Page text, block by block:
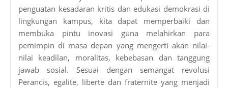
penguatan kesadaran kritis dan edukasi demokrasi di
lingkungan kampus, kita dapat memperbaiki dan
membuka pintu inovasi guna melahirkan para
pemimpin di masa depan yang mengerti akan nilai-
nilai keadilan, moralitas, kebebasan dan tanggung
jawab sosial. Sesuai dengan semangat revolusi
Perancis, egalite, liberte dan fraternite yang menjadi